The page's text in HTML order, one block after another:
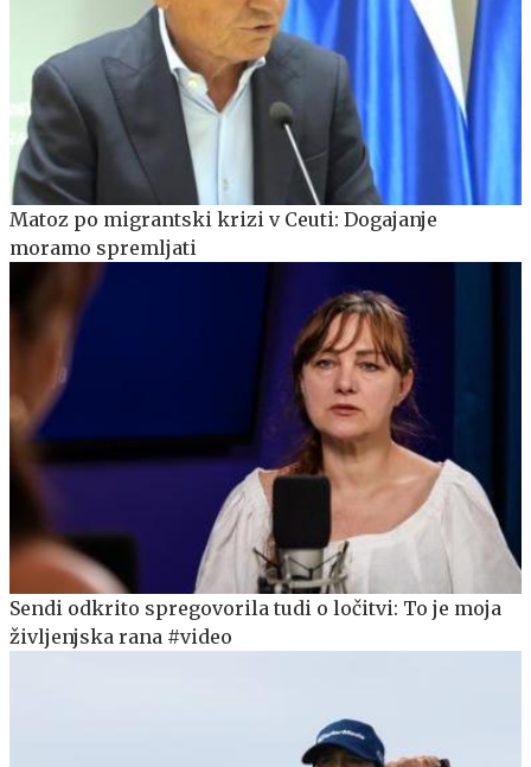
Matoz po migrantski krizi v Ceuti: Dogajanje
moramo spremljati
Sendi odkrito spregovorila tudi o ločitvi: To je moja
življenjska rana #video